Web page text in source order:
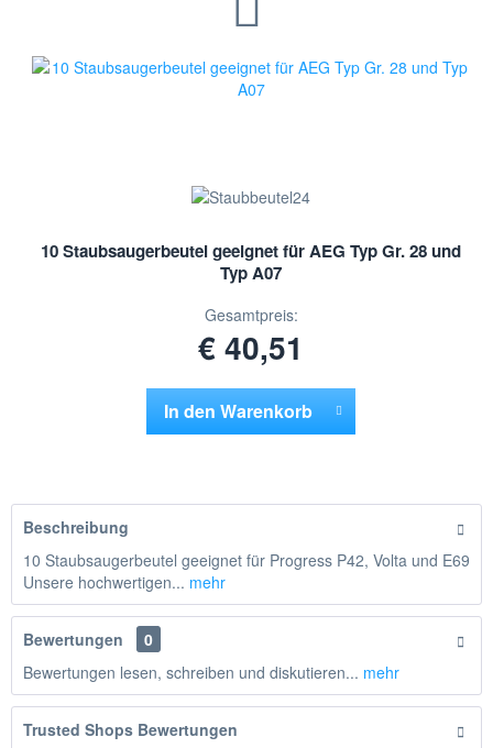
10 Staubsaugerbeutel geeignet für AEG Typ Gr. 28 und
Typ A07
Gesamtpreis:
€ 40,51
In den Warenkorb
Beschreibung
10 Staubsaugerbeutel geeignet für Progress P42, Volta und E69
Unsere hochwertigen... mehr
Bewertungen
0
Bewertungen lesen, schreiben und diskutieren... mehr
Trusted Shops Bewertungen